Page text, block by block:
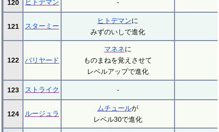
120 ヒトデマン -
121 スターミー
ヒトデマンに
みずのいしで進化
122 バリヤード
マネネに
ものまねを覚えさせて
レベルアップで進化
123 ストライク -
124 ルージュラ
ムチュールが
レベル30で進化